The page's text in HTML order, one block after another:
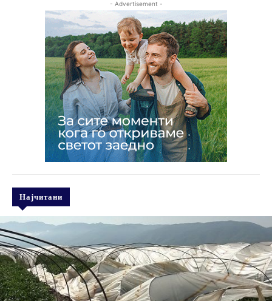
- Advertisement -
Најчитани